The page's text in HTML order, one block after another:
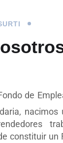
de
constituir un